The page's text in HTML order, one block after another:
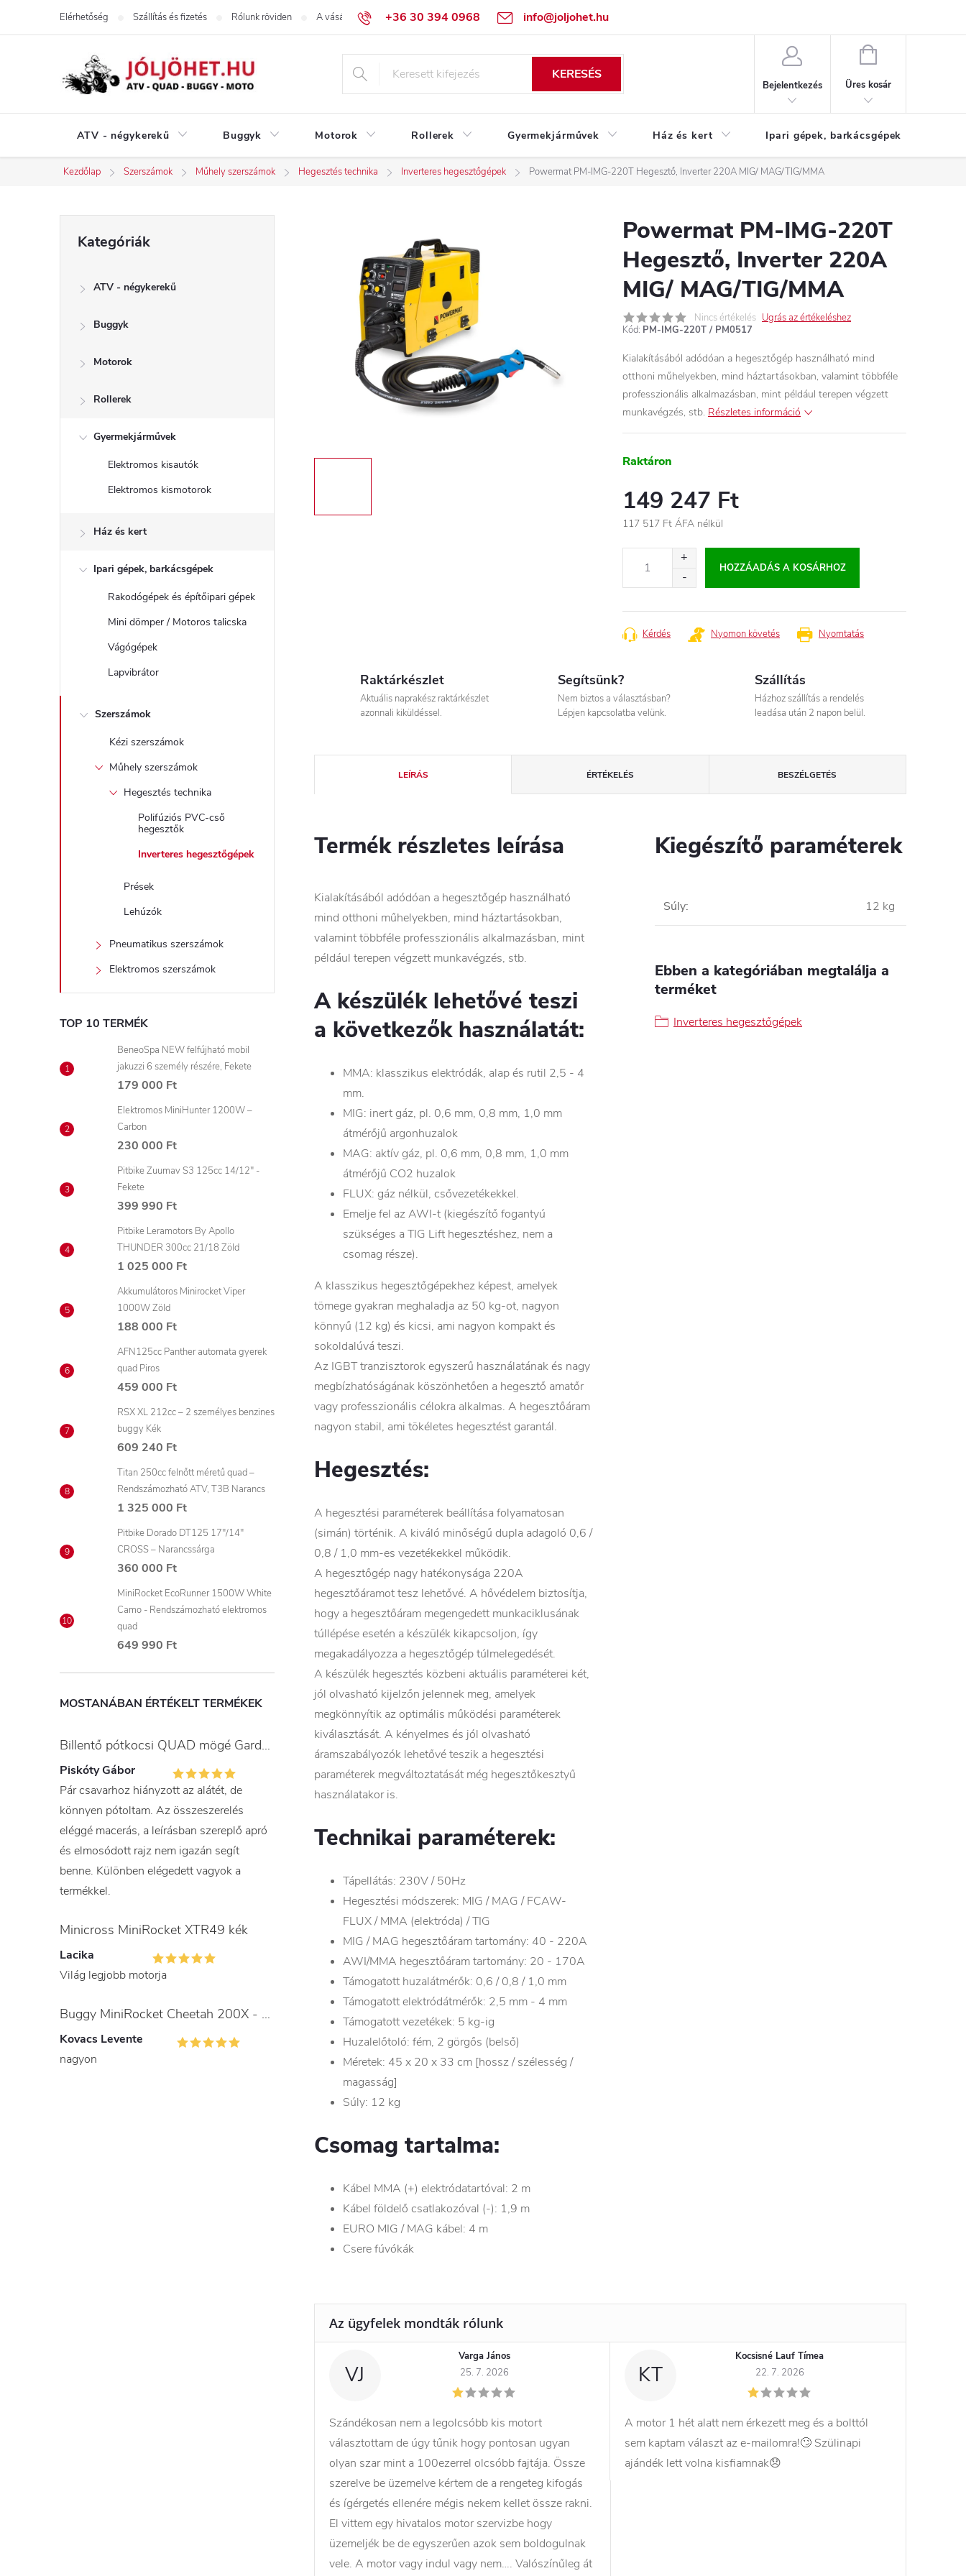
+36 30 394 0968 info@joljohet.hu
Elérhetőség Szállítás és fizetés Rólunk röviden A vásárlás lépései Üzleti feltételek (ÁSZF) Adatkezelési tájékoztató
KERESÉS
Bejelentkezés
KOSÁR
Üres kosár
ATV - négykerekű Buggyk Motorok Rollerek Gyermekjárművek Ház és kert Ipari gépek, barkácsgépek
Kezdőlap Szerszámok Műhely szerszámok Hegesztés technika Inverteres hegesztőgépek Powermat PM-IMG-220T Hegesztő, Inverter 220A MIG/ MAG/TIG/MMA
O
átugrása
Kategóriák
ATV - négykerekű
Buggyk
Motorok
Rollerek
Gyermekjárművek
Elektromos kisautók
Elektromos kismotorok
Ház és kert
Ipari gépek, barkácsgépek
Rakodógépek és építőipari gépek
Mini dömper / Motoros talicska
Vágógépek
Lapvibrátor
Szerszámok
Kézi szerszámok
Műhely szerszámok
Hegesztés technika
Polifúziós PVC-cső
hegesztők
Inverteres hegesztőgépek
Prések
Lehúzók
Pneumatikus szerszámok
Elektromos szerszámok
TOP 10 TERMÉK
BeneoSpa NEW felfújható mobil
jakuzzi 6 személy részére, Fekete
179 000 Ft
Elektromos MiniHunter 1200W –
Carbon
230 000 Ft
Pitbike Zuumav S3 125cc 14/12" -
Fekete
399 990 Ft
Pitbike Leramotors By Apollo
THUNDER 300cc 21/18 Zöld
1 025 000 Ft
Akkumulátoros Minirocket Viper
1000W Zöld
188 000 Ft
AFN125cc Panther automata gyerek
quad Piros
459 000 Ft
RSX XL 212cc – 2 személyes benzines
buggy Kék
609 240 Ft
Titan 250cc felnőtt méretű quad –
Rendszámozható ATV, T3B Narancs
1 325 000 Ft
Pitbike Dorado DT125 17"/14"
CROSS – Narancssárga
360 000 Ft
MiniRocket EcoRunner 1500W White
Camo - Rendszámozható elektromos
quad
649 990 Ft
MOSTANÁBAN ÉRTÉKELT TERMÉKEK
Billentő pótkocsi QUAD mögé Gardner
Piskóty Gábor
Pár csavarhoz hiányzott az alátét, de
könnyen pótoltam. Az összeszerelés
eléggé macerás, a leírásban szereplő apró
és elmosódott rajz nem igazán segít
benne. Különben elégedett vagyok a
termékkel.
Minicross MiniRocket XTR49 kék
Lacika
Világ legjobb motorja
Buggy MiniRocket Cheetah 200X - gyerekeknek és felnőtteknek
Kovacs Levente
nagyon
Powermat PM-IMG-220T
Hegesztő, Inverter 220A
MIG/ MAG/TIG/MMA
Nincs értékelés Ugrás az értékeléshez
Kód: PM-IMG-220T / PM0517
Kialakításából adódóan a hegesztőgép használható mind
otthoni műhelyekben, mind háztartásokban, valamint többféle
professzionális alkalmazásban, mint például terepen végzett
munkavégzés, stb. Részletes információ
Raktáron
149 247 Ft
117 517 Ft ÁFA nélkül
HOZZÁADÁS A KOSÁRHOZ
Nyomtatás
Kérdés Nyomon követés
Raktárkészlet
Aktuális naprakész raktárkészlet
azonnali kiküldéssel.
Segítsünk?
Nem biztos a választásban?
Lépjen kapcsolatba velünk.
Szállítás
Házhoz szállítás a rendelés
leadása után 2 napon belül.
LEÍRÁS ÉRTÉKELÉS BESZÉLGETÉS
Termék részletes leírása
Kialakításából adódóan a hegesztőgép használható
mind otthoni műhelyekben, mind háztartásokban,
valamint többféle professzionális alkalmazásban, mint
például terepen végzett munkavégzés, stb.
A készülék lehetővé teszi
a következők használatát:
MMA: klasszikus elektródák, alap és rutil 2,5 - 4
mm.
MIG: inert gáz, pl. 0,6 mm, 0,8 mm, 1,0 mm
átmérőjű argonhuzalok
MAG: aktív gáz, pl. 0,6 mm, 0,8 mm, 1,0 mm
átmérőjű CO2 huzalok
FLUX: gáz nélkül, csővezetékekkel.
Emelje fel az AWI-t (kiegészítő fogantyú
szükséges a TIG Lift hegesztéshez, nem a
csomag része).
A klasszikus hegesztőgépekhez képest, amelyek
tömege gyakran meghaladja az 50 kg-ot, nagyon
könnyű (12 kg) és kicsi, ami nagyon kompakt és
sokoldalúvá teszi.
Az IGBT tranzisztorok egyszerű használatának és nagy
megbízhatóságának köszönhetően a hegesztő amatőr
vagy professzionális célokra alkalmas. A hegesztőáram
nagyon stabil, ami tökéletes hegesztést garantál.
Hegesztés:
A hegesztési paraméterek beállítása folyamatosan
(simán) történik. A kiváló minőségű dupla adagoló 0,6 /
0,8 / 1,0 mm-es vezetékekkel működik.
A hegesztőgép nagy hatékonysága 220A
hegesztőáramot tesz lehetővé. A hővédelem biztosítja,
hogy a hegesztőáram megengedett munkaciklusának
túllépése esetén a készülék kikapcsoljon, így
megakadályozza a hegesztőgép túlmelegedését.
A készülék hegesztés közbeni aktuális paraméterei két,
jól olvasható kijelzőn jelennek meg, amelyek
megkönnyítik az optimális működési paraméterek
kiválasztását. A kényelmes és jól olvasható
áramszabályozók lehetővé teszik a hegesztési
paraméterek megváltoztatását még hegesztőkesztyű
használatakor is.
Technikai paraméterek:
Tápellátás: 230V / 50Hz
Hegesztési módszerek: MIG / MAG / FCAW-
FLUX / MMA (elektróda) ​​/ TIG
MIG / MAG hegesztőáram tartomány: 40 - 220A
AWI/MMA hegesztőáram tartomány: 20 - 170A
Támogatott huzalátmérők: 0,6 / 0,8 / 1,0 mm
Támogatott elektródátmérők: 2,5 mm - 4 mm
Támogatott vezetékek: 5 kg-ig
Huzalelőtoló: fém, 2 görgős (belső)
Méretek: 45 x 20 x 33 cm [hossz / szélesség /
magasság]
Súly: 12 kg
Csomag tartalma:
Kábel MMA (+) elektródatartóval: 2 m
Kábel földelő csatlakozóval (-): 1,9 m
EURO MIG / MAG kábel: 4 m
Csere fúvókák
Kiegészítő paraméterek
Súly: 12 kg
Ebben a kategóriában megtalálja a
terméket
Inverteres hegesztőgépek
VJ
Varga János
25. 7. 2026
Szándékosan nem a legolcsóbb kis motort
választottam de úgy tűnik hogy pontosan ugyan
olyan szar mint a 100ezerrel olcsóbb fajtája. Össze
szerelve be üzemelve kértem de a rengeteg kifogás
és ígérgetés ellenére mégis nekem kellet össze rakni.
El vittem egy hivatalos motor szervizbe hogy
üzemeljék be de egyszerűen azok sem boldogulnak
vele. A motor vagy indul vagy nem…. Valószínűleg át
KT
Kocsisné Lauf Tímea
22. 7. 2026
A motor 1 hét alatt nem érkezett meg és a bolttól
sem kaptam választ az e-mailomra!🙄 Szülinapi
ajándék lett volna kisfiamnak😞